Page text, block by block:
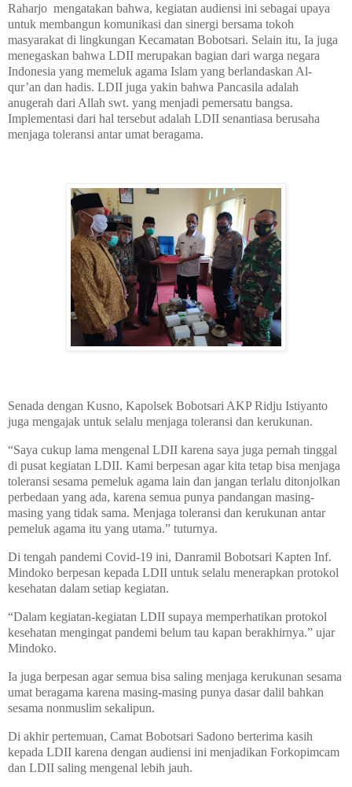
Raharjo mengatakan bahwa, kegiatan audiensi ini sebagai upaya
untuk membangun komunikasi dan sinergi bersama tokoh
masyarakat di lingkungan Kecamatan Bobotsari. Selain itu, Ia juga
menegaskan bahwa LDII merupakan bagian dari warga negara
Indonesia yang memeluk agama Islam yang berlandaskan Al-
qur’an dan hadis. LDII juga yakin bahwa Pancasila adalah
anugerah dari Allah swt. yang menjadi pemersatu bangsa.
Implementasi dari hal tersebut adalah LDII senantiasa berusaha
menjaga toleransi antar umat beragama.
Senada dengan Kusno, Kapolsek Bobotsari AKP Ridju Istiyanto
juga mengajak untuk selalu menjaga toleransi dan kerukunan.
“Saya cukup lama mengenal LDII karena saya juga pernah tinggal
di pusat kegiatan LDII. Kami berpesan agar kita tetap bisa menjaga
toleransi sesama pemeluk agama lain dan jangan terlalu ditonjolkan
perbedaan yang ada, karena semua punya pandangan masing-
masing yang tidak sama. Menjaga toleransi dan kerukunan antar
pemeluk agama itu yang utama.” tuturnya.
Di tengah pandemi Covid-19 ini, Danramil Bobotsari Kapten Inf.
Mindoko berpesan kepada LDII untuk selalu menerapkan protokol
kesehatan dalam setiap kegiatan.
“Dalam kegiatan-kegiatan LDII supaya memperhatikan protokol
kesehatan mengingat pandemi belum tau kapan berakhirnya.” ujar
Mindoko.
Ia juga berpesan agar semua bisa saling menjaga kerukunan sesama
umat beragama karena masing-masing punya dasar dalil bahkan
sesama nonmuslim sekalipun.
Di akhir pertemuan, Camat Bobotsari Sadono berterima kasih
kepada LDII karena dengan audiensi ini menjadikan Forkopimcam
dan LDII saling mengenal lebih jauh.